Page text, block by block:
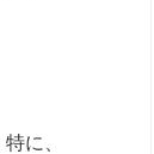
に、